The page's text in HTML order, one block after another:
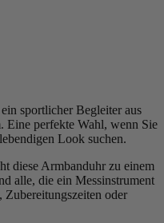
sportlicher Begleiter aus
perfekte Wahl, wenn Sie
Look suchen.
diese Armbanduhr zu einem
alle, die ein Messinstrument
oder